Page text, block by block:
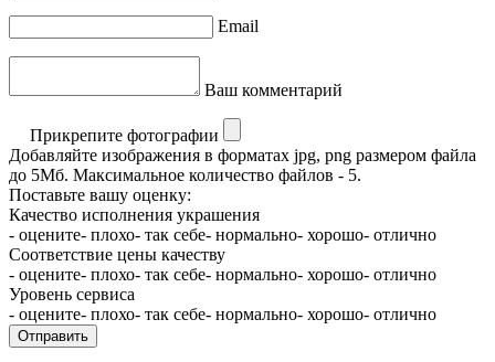
Email
Ваш комментарий
Прикрепите фотографии
Добавляйте изображения в форматах jpg, png размером файла
до 5Мб. Максимальное количество файлов - 5.
Поставьте вашу оценку:
Качество исполнения украшения
- оцените- плохо- так себе- нормально- хорошо- отлично
Соответствие цены качеству
- оцените- плохо- так себе- нормально- хорошо- отлично
Уровень сервиса
- оцените- плохо- так себе- нормально- хорошо- отлично
Отправить